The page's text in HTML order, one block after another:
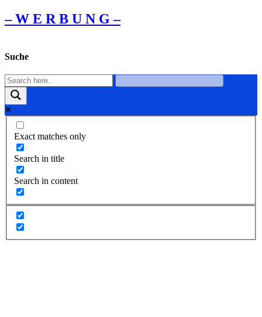
– W Ε R Β U Ν G –
Suche
Exact matches only
Search in title
Search in content